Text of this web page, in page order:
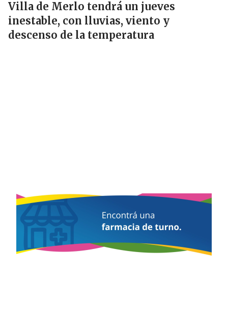
Villa de Merlo tendrá un jueves
inestable, con lluvias, viento y
descenso de la temperatura